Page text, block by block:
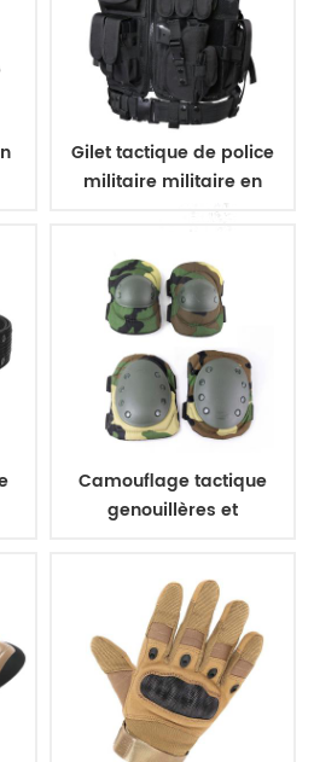
Gilet tactique de police
militaire militaire en
Camouflage tactique
genouillères et